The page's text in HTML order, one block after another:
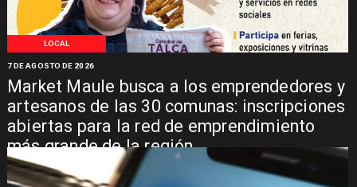
LOCAL
Market Maule busca a los emprendedores y
artesanos de las 30 comunas: inscripciones
abiertas para la red de emprendimiento
más grande de la región
7 DE AGOSTO DE 2026